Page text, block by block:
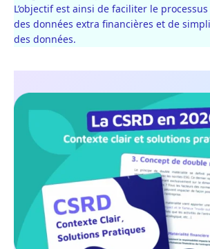
L’objectif est ainsi de faciliter le
des données extra financières et de
des données.